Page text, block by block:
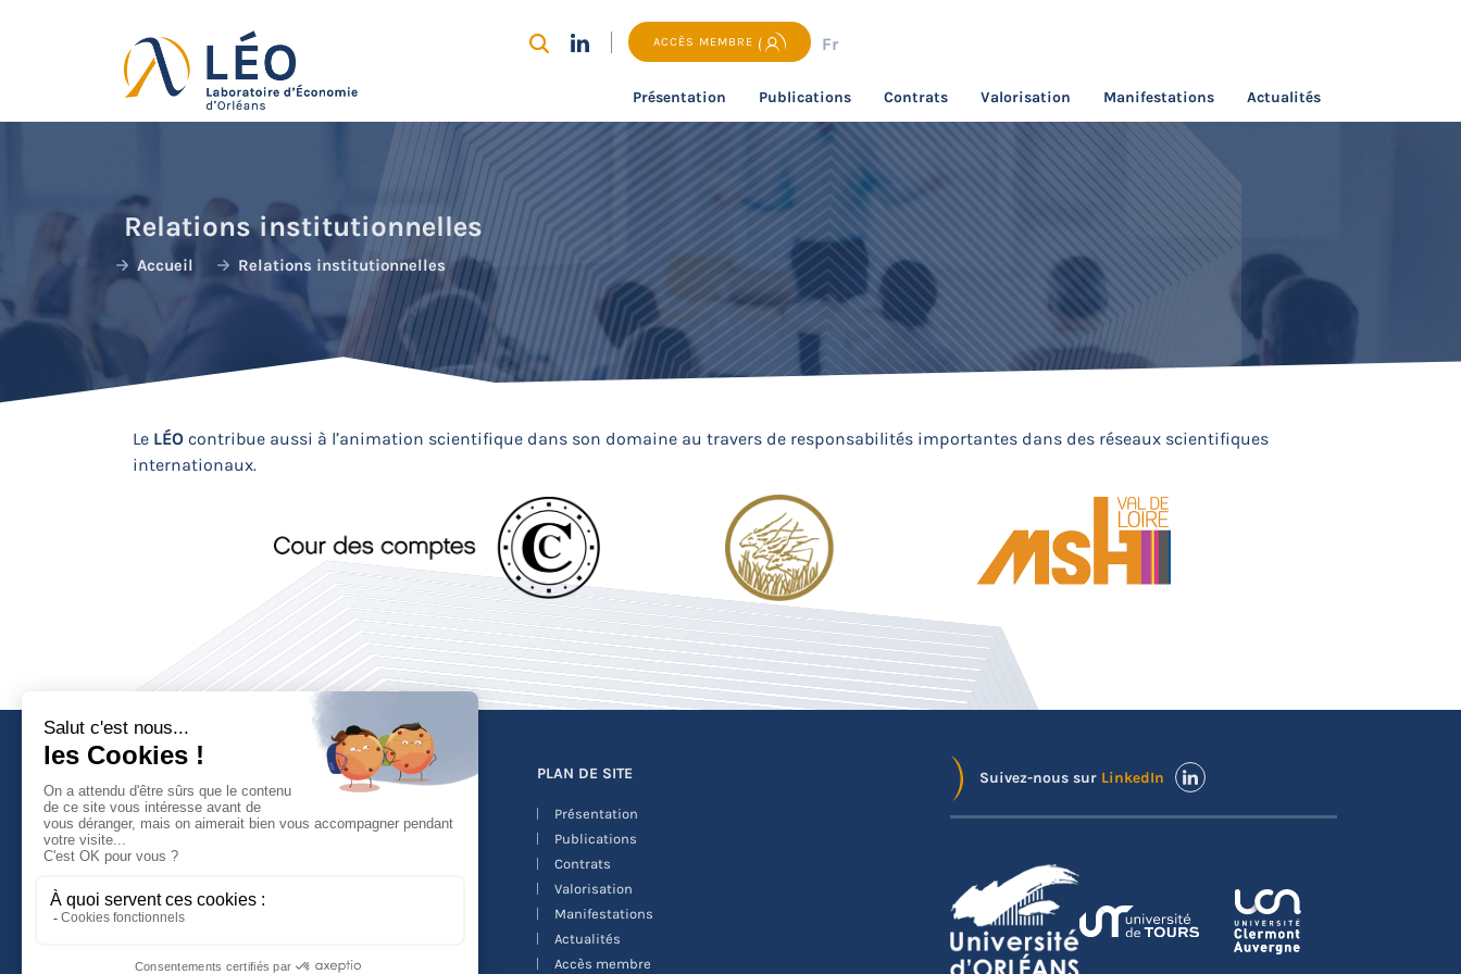
ACCÈS MEMBRE Fr
Présentation Publications Contrats Valorisation Manifestations Actualités
Relations institutionnelles
Accueil Relations institutionnelles
Le LÉO contribue aussi à l’animation scientifique dans son domaine au travers de responsabilités importantes dans des réseaux scientifiques
internationaux.
Rue de Blois - BP 26739
PLAN DE SITE
Présentation
Publications
Contrats
Valorisation
Manifestations
Actualités
Accès membre
Suivez-nous sur LinkedIn